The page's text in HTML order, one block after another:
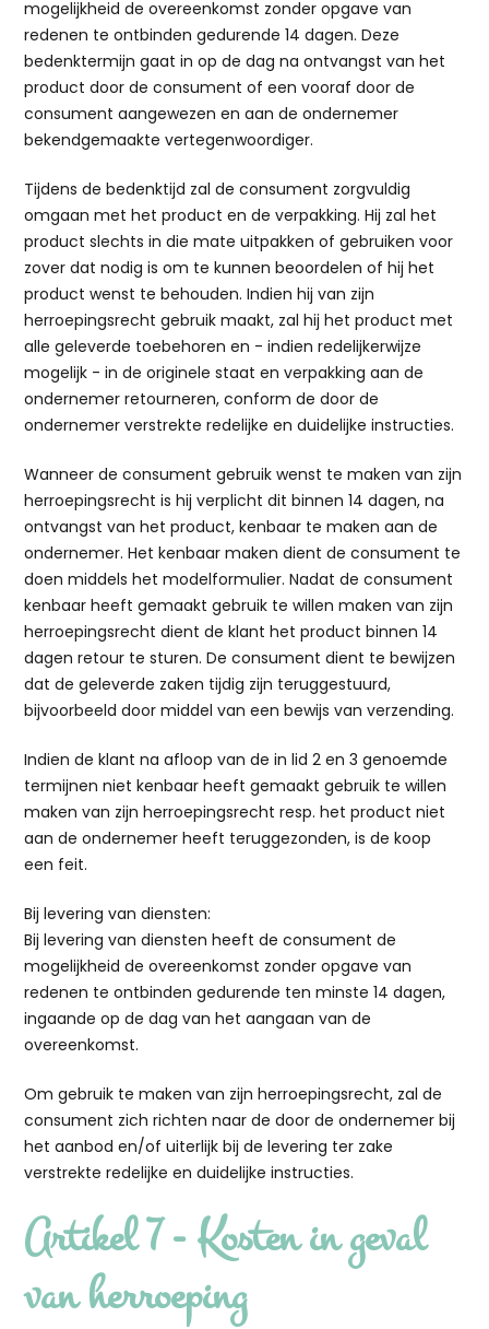
mogelijkheid de overeenkomst zonder opgave van
redenen te ontbinden gedurende 14 dagen. Deze
bedenktermijn gaat in op de dag na ontvangst van het
product door de consument of een vooraf door de
consument aangewezen en aan de ondernemer
bekendgemaakte vertegenwoordiger.
Tijdens de bedenktijd zal de consument zorgvuldig
omgaan met het product en de verpakking. Hij zal het
product slechts in die mate uitpakken of gebruiken voor
zover dat nodig is om te kunnen beoordelen of hij het
product wenst te behouden. Indien hij van zijn
herroepingsrecht gebruik maakt, zal hij het product met
alle geleverde toebehoren en - indien redelijkerwijze
mogelijk - in de originele staat en verpakking aan de
ondernemer retourneren, conform de door de
ondernemer verstrekte redelijke en duidelijke instructies.
Wanneer de consument gebruik wenst te maken van zijn
herroepingsrecht is hij verplicht dit binnen 14 dagen, na
ontvangst van het product, kenbaar te maken aan de
ondernemer. Het kenbaar maken dient de consument te
doen middels het modelformulier. Nadat de consument
kenbaar heeft gemaakt gebruik te willen maken van zijn
herroepingsrecht dient de klant het product binnen 14
dagen retour te sturen. De consument dient te bewijzen
dat de geleverde zaken tijdig zijn teruggestuurd,
bijvoorbeeld door middel van een bewijs van verzending.
Indien de klant na afloop van de in lid 2 en 3 genoemde
termijnen niet kenbaar heeft gemaakt gebruik te willen
maken van zijn herroepingsrecht resp. het product niet
aan de ondernemer heeft teruggezonden, is de koop
een feit.
Bij levering van diensten:
Bij levering van diensten heeft de consument de
mogelijkheid de overeenkomst zonder opgave van
redenen te ontbinden gedurende ten minste 14 dagen,
ingaande op de dag van het aangaan van de
overeenkomst.
Om gebruik te maken van zijn herroepingsrecht, zal de
consument zich richten naar de door de ondernemer bij
het aanbod en/of uiterlijk bij de levering ter zake
verstrekte redelijke en duidelijke instructies.
Artikel 7 - Kosten in geval
van herroeping